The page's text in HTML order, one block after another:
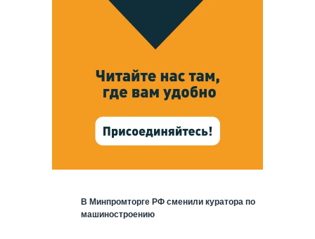
В Минпромторге РФ сменили куратора по
машиностроению